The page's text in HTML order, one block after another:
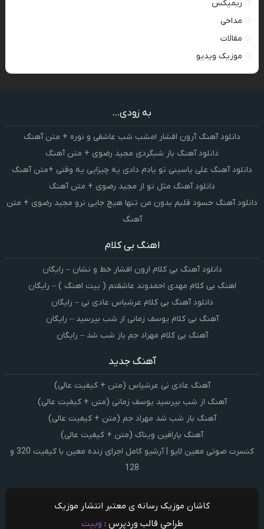
ریمیکس
مداحی
مقالات
موزیک ویدیو
به زودی...
دانلود آهنگ آرون افشار امشب شب عاشقی و نوره + متن آهنگ
دانلود آهنگ باز شبگردی مجید رضوی + متن آهنگ
دانلود آهنگ علی یاسینی تو یادم دادی یه چیزایی یه وقتی +متن آهنگ
دانلود آهنگ مثل تو از مجید رضوی + متن آهنگ
دانلود آهنگ حسود قلبم بدون من تنها هیچ جایی نرو مجید رضوی + متن
آهنگ
اهنگ بی کلام
دانلود آهنگ بی کلام ارون افشار خط و نشان – رایگان
اهنگ بی کلام مهدی احمدوند عاشقتم ( بیت اهنگ ) – رایگان
دانلود آهنگ بی کلام عرشیاس عادی نی – رایگان
آهنگ بی کلام یوسف زمانی از شب بپرسید – رایگان
آهنگ بی کلام مهراد جم باز شب شد – رایگان
آهنگ جدید
آهنگ عادی نی عرشیاس (متن + کیفیت عالی)
آهنگ از شب بپرسید یوسف زمانی (متن + کیفیت عالی)
آهنگ باز شب شد مهراد جم (متن + کیفیت عالی)
آهنگ پارافین ویناک (متن + کیفیت عالی)
کنسرت صوتی معین لایو | آرشیو کامل اجرای زنده معین با کیفیت 320 و
128
کاشان موزیک رسانه ی معتبر انتشار موزیک
طراحی قالب وردپرس : وبیت